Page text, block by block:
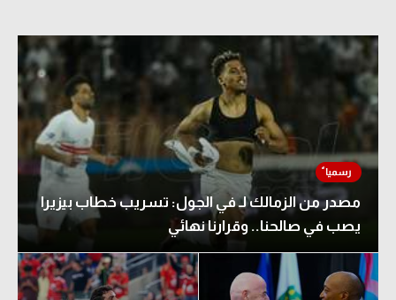
مصدر من الزمالك لـ في الجول: تسريب خطاب بيزيرا
يصب في صالحنا.. وقرارنا نهائي